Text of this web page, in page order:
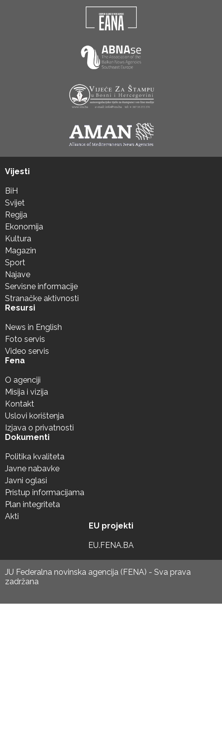
Vijesti
BiH
Svijet
Regija
Ekonomija
Kultura
Magazin
Sport
Najave
Servisne informacije
Stranačke aktivnosti
Resursi
News in English
Foto servis
Video servis
Fena
O agenciji
Misija i vizija
Kontakt
Uslovi korištenja
Izjava o privatnosti
Dokumenti
Politika kvaliteta
Javne nabavke
Javni oglasi
Pristup informacijama
Plan integriteta
Akti
EU projekti
EU.FENA.BA
JU Federalna novinska agencija (FENA) - Sva prava
zadržana